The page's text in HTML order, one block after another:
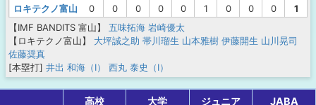
ロキテクノ富山
0 0 0 0 0 1 0 0 0
1
【IMF BANDITS 富山】
五味拓海 岩崎優太
【ロキテクノ富山】
大坪誠之助 帯川瑠生 山本雅樹 伊藤開生 山川晃司
佐藤奨真
[本塁打] 井出 和海（I） 西丸 泰史（I）
高校 大学 ジュニア JABA